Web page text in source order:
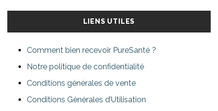
LIENS UTILES
Comment bien recevoir PureSanté ?
Notre politique de confidentialité
Conditions générales de vente
Conditions Générales d’Utilisation